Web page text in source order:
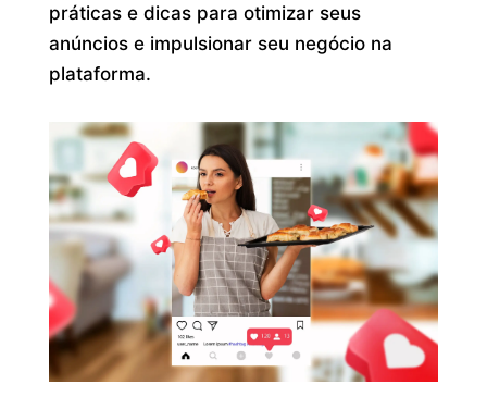
práticas e dicas para otimizar seus
anúncios e impulsionar seu negócio na
plataforma.